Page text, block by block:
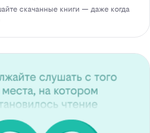
скачанные книги — даже когда